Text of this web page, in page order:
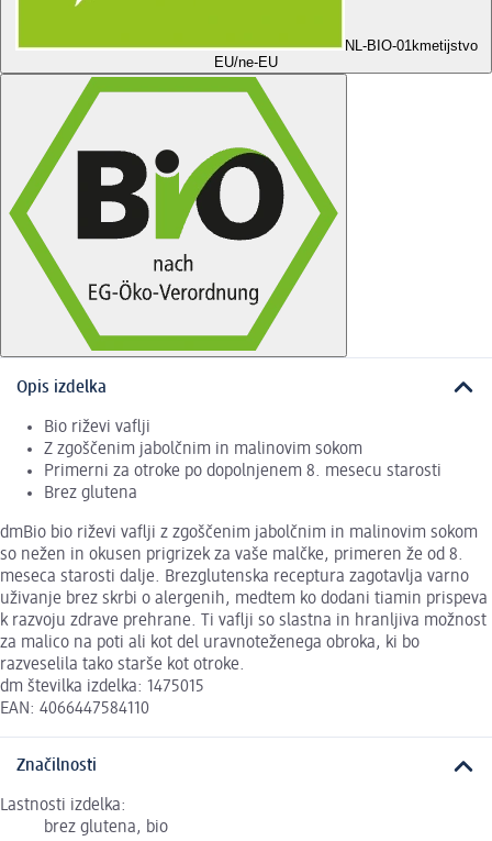
NL-BIO-01kmetijstvo
EU/ne-EU
Opis izdelka
Bio riževi vaflji
Z zgoščenim jabolčnim in malinovim sokom
Primerni za otroke po dopolnjenem 8. mesecu starosti
Brez glutena
dmBio bio riževi vaflji z zgoščenim jabolčnim in malinovim sokom
so nežen in okusen prigrizek za vaše malčke, primeren že od 8.
meseca starosti dalje. Brezglutenska receptura zagotavlja varno
uživanje brez skrbi o alergenih, medtem ko dodani tiamin prispeva
k razvoju zdrave prehrane. Ti vaflji so slastna in hranljiva možnost
za malico na poti ali kot del uravnoteženega obroka, ki bo
razveselila tako starše kot otroke.
dm številka izdelka: 1475015
EAN: 4066447584110
Značilnosti
Lastnosti izdelka:
brez glutena, bio